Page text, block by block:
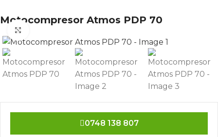
Motocompresor Atmos PDP 70
0748 138 807